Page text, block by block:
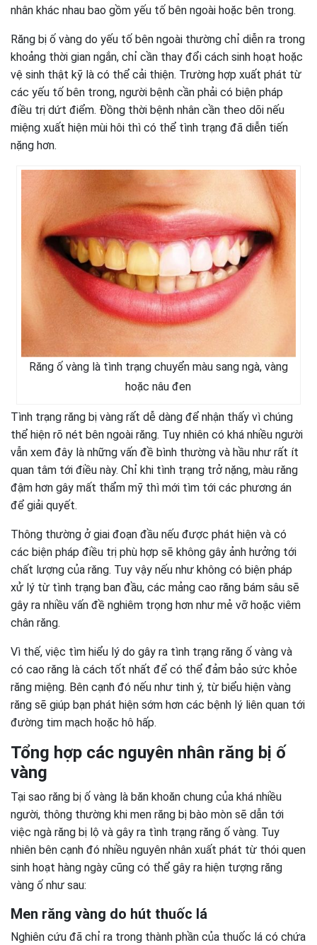
nhân khác nhau bao gồm yếu tố bên ngoài hoặc bên trong.
Răng bị ố vàng do yếu tố bên ngoài thường chỉ diễn ra trong
khoảng thời gian ngắn, chỉ cần thay đổi cách sinh hoạt hoặc
vệ sinh thật kỹ là có thể cải thiện. Trường hợp xuất phát từ
các yếu tố bên trong, người bệnh cần phải có biện pháp
điều trị dứt điểm. Đồng thời bệnh nhân cần theo dõi nếu
miệng xuất hiện mùi hôi thì có thể tình trạng đã diễn tiến
nặng hơn.
Răng ố vàng là tình trạng chuyển màu sang ngà, vàng
hoặc nâu đen
Tình trạng răng bị vàng rất dễ dàng để nhận thấy vì chúng
thể hiện rõ nét bên ngoài răng. Tuy nhiên có khá nhiều người
vẫn xem đây là những vấn đề bình thường và hầu như rất ít
quan tâm tới điều này. Chỉ khi tình trạng trở nặng, màu răng
đậm hơn gây mất thẩm mỹ thì mới tìm tới các phương án
để giải quyết.
Thông thường ở giai đoạn đầu nếu được phát hiện và có
các biện pháp điều trị phù hợp sẽ không gây ảnh hưởng tới
chất lượng của răng. Tuy vậy nếu như không có biện pháp
xử lý từ tình trạng ban đầu, các mảng cao răng bám sâu sẽ
gây ra nhiều vấn đề nghiêm trọng hơn như mẻ vỡ hoặc viêm
chân răng.
Vì thế, việc tìm hiểu lý do gây ra tình trạng răng ố vàng và
có cao răng là cách tốt nhất để có thể đảm bảo sức khỏe
răng miệng. Bên cạnh đó nếu như tinh ý, từ biểu hiện vàng
răng sẽ giúp bạn phát hiện sớm hơn các bệnh lý liên quan tới
đường tim mạch hoặc hô hấp.
Tổng hợp các nguyên nhân răng bị ố
vàng
Tại sao răng bị ố vàng là băn khoăn chung của khá nhiều
người, thông thường khi men răng bị bào mòn sẽ dẫn tới
việc ngà răng bị lộ và gây ra tình trạng răng ố vàng. Tuy
nhiên bên cạnh đó nhiều nguyên nhân xuất phát từ thói quen
sinh hoạt hàng ngày cũng có thể gây ra hiện tượng răng
vàng ố như sau:
Men răng vàng do hút thuốc lá
Nghiên cứu đã chỉ ra trong thành phần của thuốc lá có chứa